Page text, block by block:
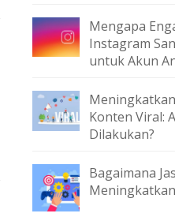
Mengapa
Instagram
untuk Akun
Konten Viral:
Dilakukan?
Bagaimana